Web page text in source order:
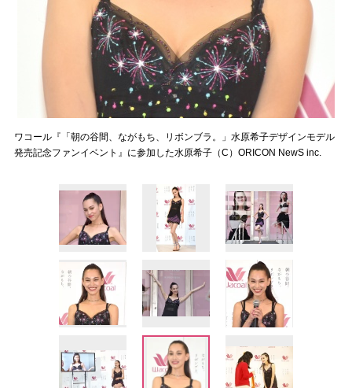
ワコール『「朝の谷間、ながもち、リボンブラ。」水原希子デザインモデル
発売記念ファンイベント』に参加した水原希子（C）ORICON NewS inc.